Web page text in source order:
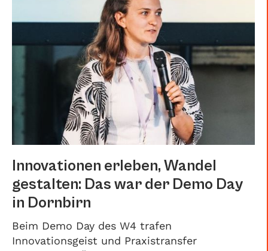
Innovationen erleben, Wandel
gestalten: Das war der Demo Day
in Dornbirn
Beim Demo Day des W4 trafen
Innovationsgeist und Praxistransfer